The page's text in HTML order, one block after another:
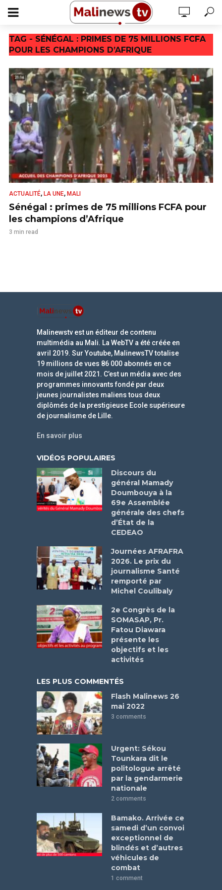
TAG - SÉNÉGAL : PRIMES DE 75 MILLIONS FCFA
POUR LES CHAMPIONS D’AFRIQUE
ACTUALITÉ, LA UNE, MALI
Sénégal : primes de 75 millions FCFA pour
les champions d’Afrique
3 min read
Malinewstv est un éditeur de contenu
multimédia au Mali. La WebTV a été créée en
avril 2019. Sur Youtube, MalinewsTV totalise
19 millions de vues 86 000 abonnés en ce
mois de juillet 2021. C’est un média avec des
programmes innovants fondé par deux
jeunes journalistes maliens tous deux
diplômés de la prestigieuse Ecole supérieure
de journalisme de Lille.
En savoir plus
VIDÉOS POPULAIRES
Discours du
général Mamady
Doumbouya à la
69e Assemblée
générale des chefs
d’État de la
CEDEAO
Journées AFRAFRA
2026. Le prix du
journalisme Santé
remporté par
Michel Coulibaly
2e Congrès de la
SOMASAP, Pr.
Fatou Diawara
présente les
objectifs et les
activités
LES PLUS COMMENTÉS
Flash Malinews 26
mai 2022
3 comments
Urgent: Sékou
Tounkara dit le
politologue arrêté
par la gendarmerie
nationale
2 comments
Bamako. Arrivée ce
samedi d’un convoi
exceptionnel de
blindés et d’autres
véhicules de
combat
1 comment